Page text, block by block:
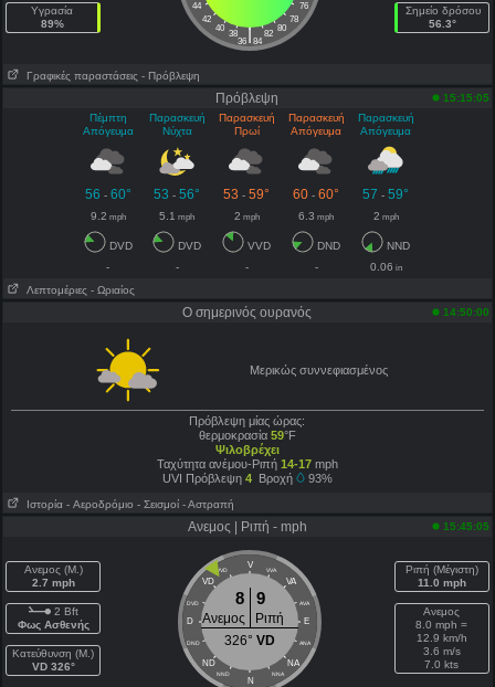
Υγρασία
89%
44
76
42
78
40
80
38 82
|
36 84
Σημείο δρόσου
56.3°
Γραφικές παραστάσεις - Πρόβλεψη
Πρόβλεψη
15:15:05
Πέμπτη
Απόγευμα
Παρασκευή
Νύχτα
Παρασκευή
Πρωί
Παρασκευή
Απόγευμα
Παρασκευή
Απόγευμα
56 - 60° 53 -56° 53 -59° 60 -60° 57 -59°
9.2 mph 5.1 mph 2 mph 6.3 mph 2 mph
DVD DVD VVD DND
NND
-
- - - 0.06 in
Λεπτομέριες - Ωριαίος
Ο σημερινός ουρανός 14:50:00
Μερικώς συννεφιασμένος
Πρόβλεψη μίας ώρας:
θερμοκρασία 59°F
Ψιλοβρέχει
Ταχύτητα ανέμου-Ριπή 14-17mph
UVI Πρόβλεψη 4Βροχή 93%
Ιστορία - Aεροδρόμιο - Σεισμοί - Αστραπή
Ανεμος | Ριπή - mph 15:45:05
Ανεμος (Μ.)
2.7 mph
2 Bft
Φως Ασθενής
Κατεύθυνση (Μ.)
VD 326°
V
VVD VVA
VD VA
DVD AVA
D E
DND ANA
ND NA
NND NNA
N
8 9
Ανεμος
Ριπή
326° VD
Ριπή (Μέγιστη)
11.0 mph
Ανεμος
8.0 mph =
12.9 km/h
3.6 m/s
7.0 kts